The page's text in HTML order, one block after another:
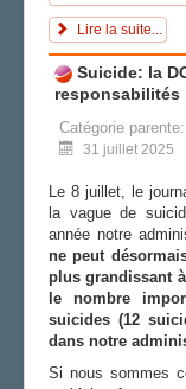
Lire la suite...
Suicide: la
responsabilités
Catégorie parente:
31 juillet 2025
Le 8 juillet, le
la vague de
année notre
ne peut
plus grandissant
le nombre
suicides (12
dans notre
Si nous sommes